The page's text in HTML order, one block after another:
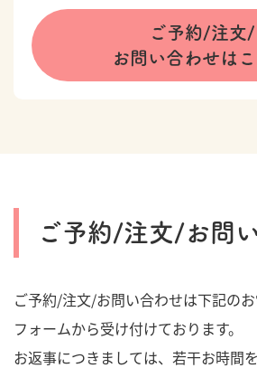
ご予約/注文/
お問い合わせは
ご予約/注文/お問
ご予約/注文/お問い合わせは下記の
フォームから受け付けております。
お返事につきましては、若干お時間